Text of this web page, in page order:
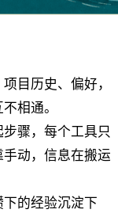
目历史、偏好，
相通。
骤，每个工具只
动，信息在搬运
的经验沉淀下